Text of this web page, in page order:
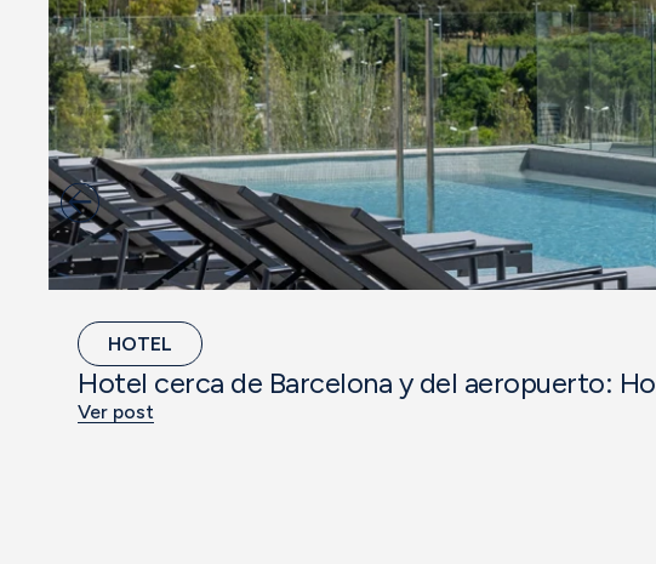
HOTEL
Hotel cerca de Barcelona y del aeropuerto:
Ver post